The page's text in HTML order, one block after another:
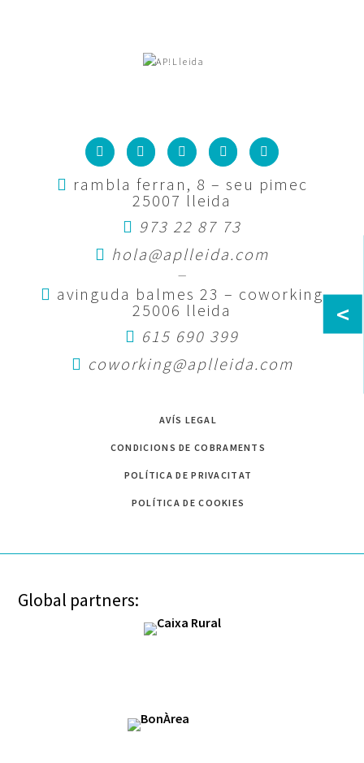
rambla ferran, 8 – seu pimec
25007 lleida
973 22 87 73
hola@aplleida.com
—
avinguda balmes 23 – coworking
25006 lleida
615 690 399
coworking@aplleida.com
AVÍS LEGAL
CONDICIONS DE COBRAMENTS
POLÍTICA DE PRIVACITAT
POLÍTICA DE COOKIES
Global partners:
<